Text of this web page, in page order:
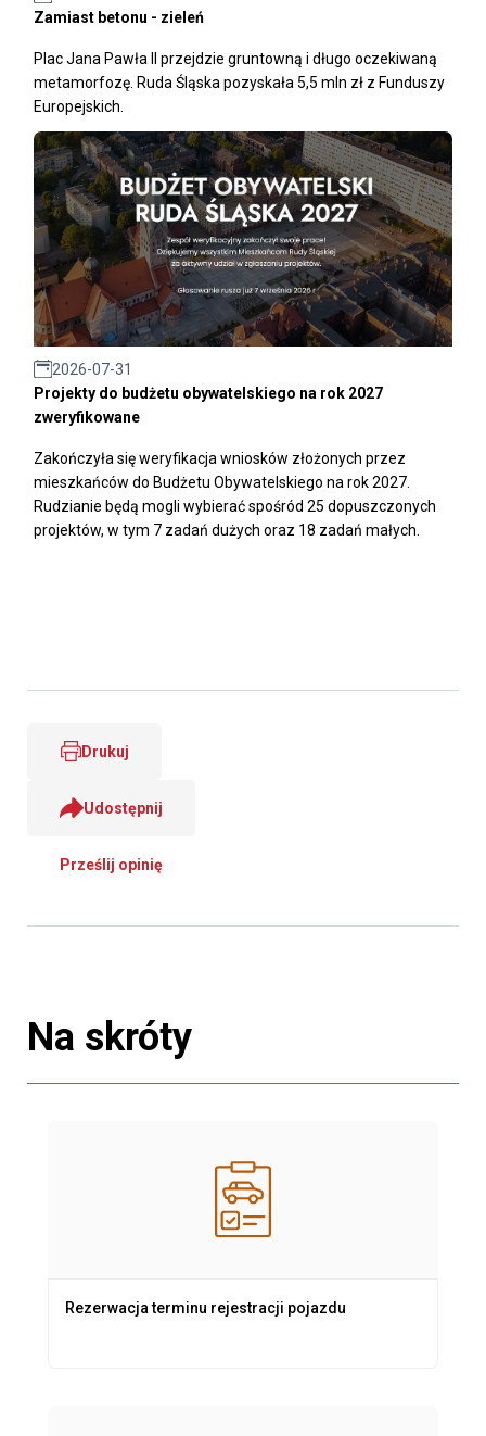
Zamiast betonu - zieleń
Plac Jana Pawła II przejdzie gruntowną i długo oczekiwaną
metamorfozę. Ruda Śląska pozyskała 5,5 mln zł z Funduszy
Europejskich.
2026-07-31
Projekty do budżetu obywatelskiego na rok 2027
zweryfikowane
Zakończyła się weryfikacja wniosków złożonych przez
mieszkańców do Budżetu Obywatelskiego na rok 2027.
Rudzianie będą mogli wybierać spośród 25 dopuszczonych
projektów, w tym 7 zadań dużych oraz 18 zadań małych.
Drukuj
Udostępnij
Prześlij opinię
Na skróty
Rezerwacja terminu rejestracji pojazdu